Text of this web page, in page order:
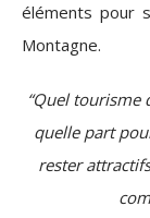
éléments pour
Montagne.
“Quel
quelle part
rester